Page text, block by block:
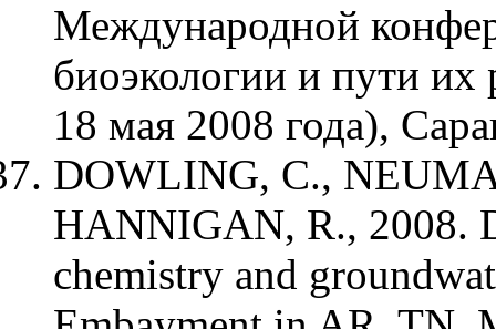
Международной
биоэкологии и пути
18 мая 2008 года),
DOWLING, C.,
HANNIGAN, R., 2008.
chemistry and